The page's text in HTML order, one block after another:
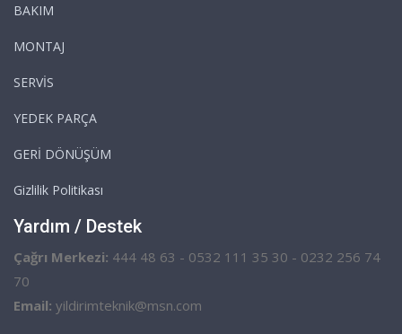
BAKIM
MONTAJ
SERVİS
YEDEK PARÇA
GERİ DÖNÜŞÜM
Gizlilik Politikası
Yardım / Destek
Çağrı Merkezi: 444 48 63 - 0532 111 35 30 - 0232 256 74
70
Email: yildirimteknik@msn.com